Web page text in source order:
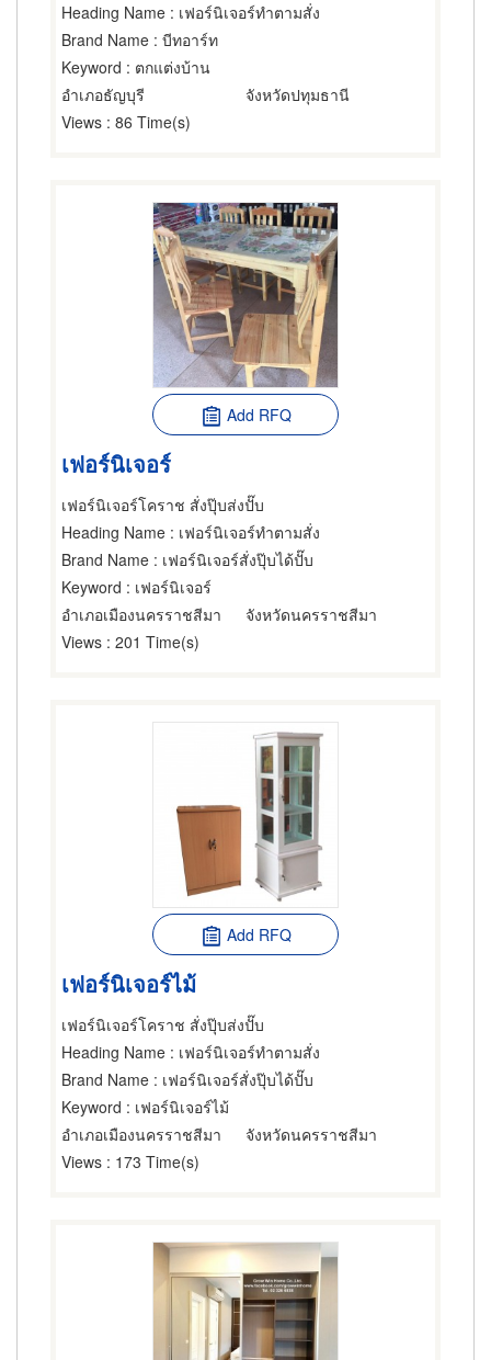
Heading Name : เฟอร์นิเจอร์ทำตามสั่ง
Brand Name : บีทอาร์ท
Keyword : ตกแต่งบ้าน
อำเภอธัญบุรี
จังหวัดปทุมธานี
Views : 86 Time(s)
Add RFQ
เฟอร์นิเจอร์
เฟอร์นิเจอร์โคราช สั่งปุ๊บส่งปั๊บ
Heading Name : เฟอร์นิเจอร์ทำตามสั่ง
Brand Name : เฟอร์นิเจอร์สั่งปุ๊บได้ปั๊บ
Keyword : เฟอร์นิเจอร์
อำเภอเมืองนครราชสีมา
จังหวัดนครราชสีมา
Views : 201 Time(s)
Add RFQ
เฟอร์นิเจอร์ไม้
เฟอร์นิเจอร์โคราช สั่งปุ๊บส่งปั๊บ
Heading Name : เฟอร์นิเจอร์ทำตามสั่ง
Brand Name : เฟอร์นิเจอร์สั่งปุ๊บได้ปั๊บ
Keyword : เฟอร์นิเจอร์ไม้
อำเภอเมืองนครราชสีมา
จังหวัดนครราชสีมา
Views : 173 Time(s)